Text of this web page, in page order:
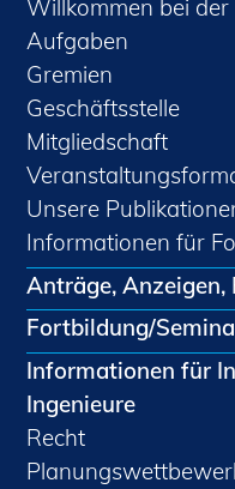
Willkommen bei
Aufgaben
Gremien
Geschäftsstelle
Mitgliedschaft
Unsere
Informationen für
Anträge, Anzeigen,
Fortbildung/
Informationen für
Ingenieure
Recht